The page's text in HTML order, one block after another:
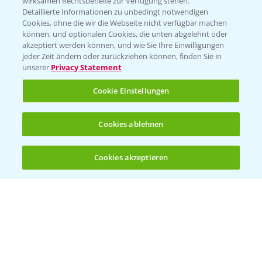
(noch 4)
Beratung auf WhatsApp
T.+49 (0)174 346 564 1
KONTAKT
Hilfe in Notfällen
+49 (0)214/30-20220
Detaillierte Informationen zu unbedingt notwendigen
Cookies, ohne die wir die Webseite nicht verfügbar machen
können, und optionalen Cookies, die unten abgelehnt oder
akzeptiert werden können, und wie Sie Ihre Einwilligungen
jeder Zeit ändern oder zurückziehen können, finden Sie in
unserer Privacy Statement
Cookie Einstellungen
Cookies ablehnen
Cookies akzeptieren